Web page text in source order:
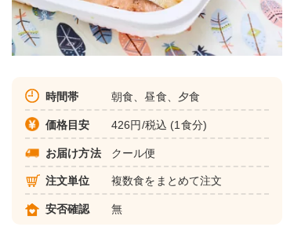
時間帯 朝食、昼食、夕食
価格目安 426円/税込 (1食分)
お届け方法 クール便
注文単位 複数食をまとめて注文
安否確認 無